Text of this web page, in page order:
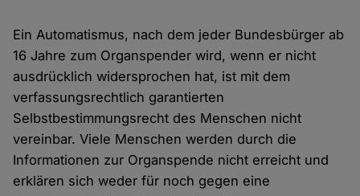
Ein Automatismus, nach dem jeder Bundesbürger ab
16 Jahre zum Organspender wird, wenn er nicht
ausdrücklich widersprochen hat, ist mit dem
verfassungsrechtlich garantierten
Selbstbestimmungsrecht des Menschen nicht
vereinbar. Viele Menschen werden durch die
Informationen zur Organspende nicht erreicht und
erklären sich weder für noch gegen eine